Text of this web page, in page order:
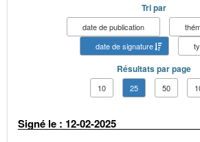
Tri par
date de publication
date de signature
Résultats par page
10 25 50
Signé le : 12-02-2025